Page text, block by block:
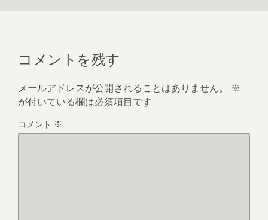
コメントを残す
メールアドレスが公開されることはありません。
※
が付いている欄は必須項目です
コメント ※